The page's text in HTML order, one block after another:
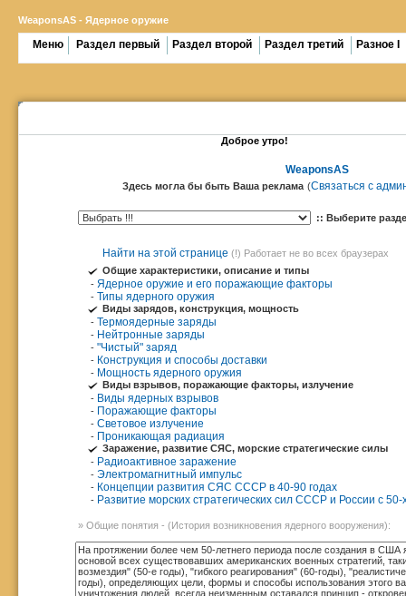
WeaponsAS - Ядерное оружие
Меню Раздел первый Раздел второй Раздел третий Разное I
Доброе утро!
WeaponsAS
Здесь могла бы быть Ваша реклама (Связаться с
:: Выберите
Найти на этой странице (!) Работает не во всех браузерах
Общие характеристики, описание и типы
- Ядерное оружие и его поражающие факторы
-Типы ядерного оружия
Виды зарядов, конструкция, мощность
-Термоядерные заряды
- Нейтронные заряды
-"Чистый" заряд
- Конструкция и способы доставки
- Мощность ядерного оружия
Виды взрывов, поражающие факторы, излучение
- Виды ядерных взрывов
- Поражающие факторы
-Световое излучение
- Проникающая радиация
Заражение, развитие СЯС, морские стратегические силы
- Радиоактивное заражение
-Электромагнитный импульс
- Концепции развития СЯС СССР в 40-90 годах
- Развитие морских стратегических сил СССР и России с 50-
» Общие понятия - (История возникновения ядерного вооружения):